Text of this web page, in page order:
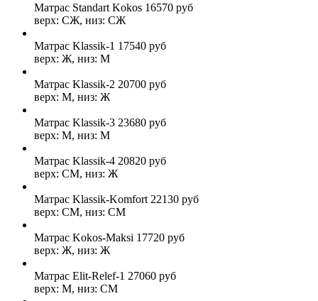
Матрас Standart Kokos 16570 руб
верх: СЖ, низ: СЖ
Матрас Klassik-1 17540 руб
верх: Ж, низ: М
Матрас Klassik-2 20700 руб
верх: М, низ: Ж
Матрас Klassik-3 23680 руб
верх: М, низ: М
Матрас Klassik-4 20820 руб
верх: СМ, низ: Ж
Матрас Klassik-Komfort 22130 руб
верх: СМ, низ: СМ
Матрас Kokos-Maksi 17720 руб
верх: Ж, низ: Ж
Матрас Elit-Relef-1 27060 руб
верх: М, низ: СМ